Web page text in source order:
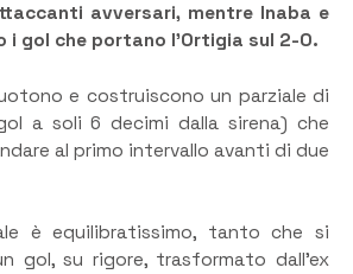
avversari, mentre Inaba e
i gol che portano l’Ortigia sul 2-0.
e costruiscono un parziale di
a soli 6 decimi dalla sirena) che
al primo intervallo avanti di due
è equilibratissimo, tanto che si
gol, su rigore, trasformato dall’ex